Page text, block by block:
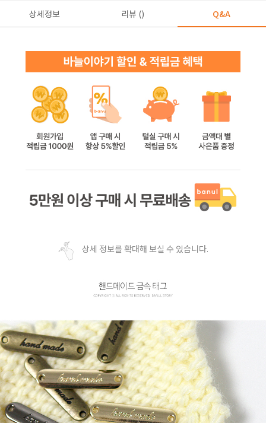
상세정보 리뷰 () Q&A
상세 정보를 확대해 보실 수 있습니다.